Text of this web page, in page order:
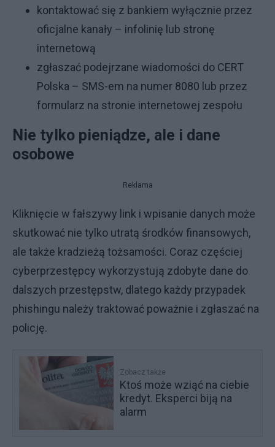
kontaktować się z bankiem wyłącznie przez
oficjalne kanały – infolinię lub stronę
internetową
zgłaszać podejrzane wiadomości do CERT
Polska – SMS-em na numer 8080 lub przez
formularz na stronie internetowej zespołu
Nie tylko pieniądze, ale i dane
osobowe
Reklama
Kliknięcie w fałszywy link i wpisanie danych może
skutkować nie tylko utratą środków finansowych,
ale także kradzieżą tożsamości. Coraz częściej
cyberprzestępcy wykorzystują zdobyte dane do
dalszych przestępstw, dlatego każdy przypadek
phishingu należy traktować poważnie i zgłaszać na
policję.
Zobacz także
Ktoś może wziąć na ciebie
kredyt. Eksperci biją na
alarm